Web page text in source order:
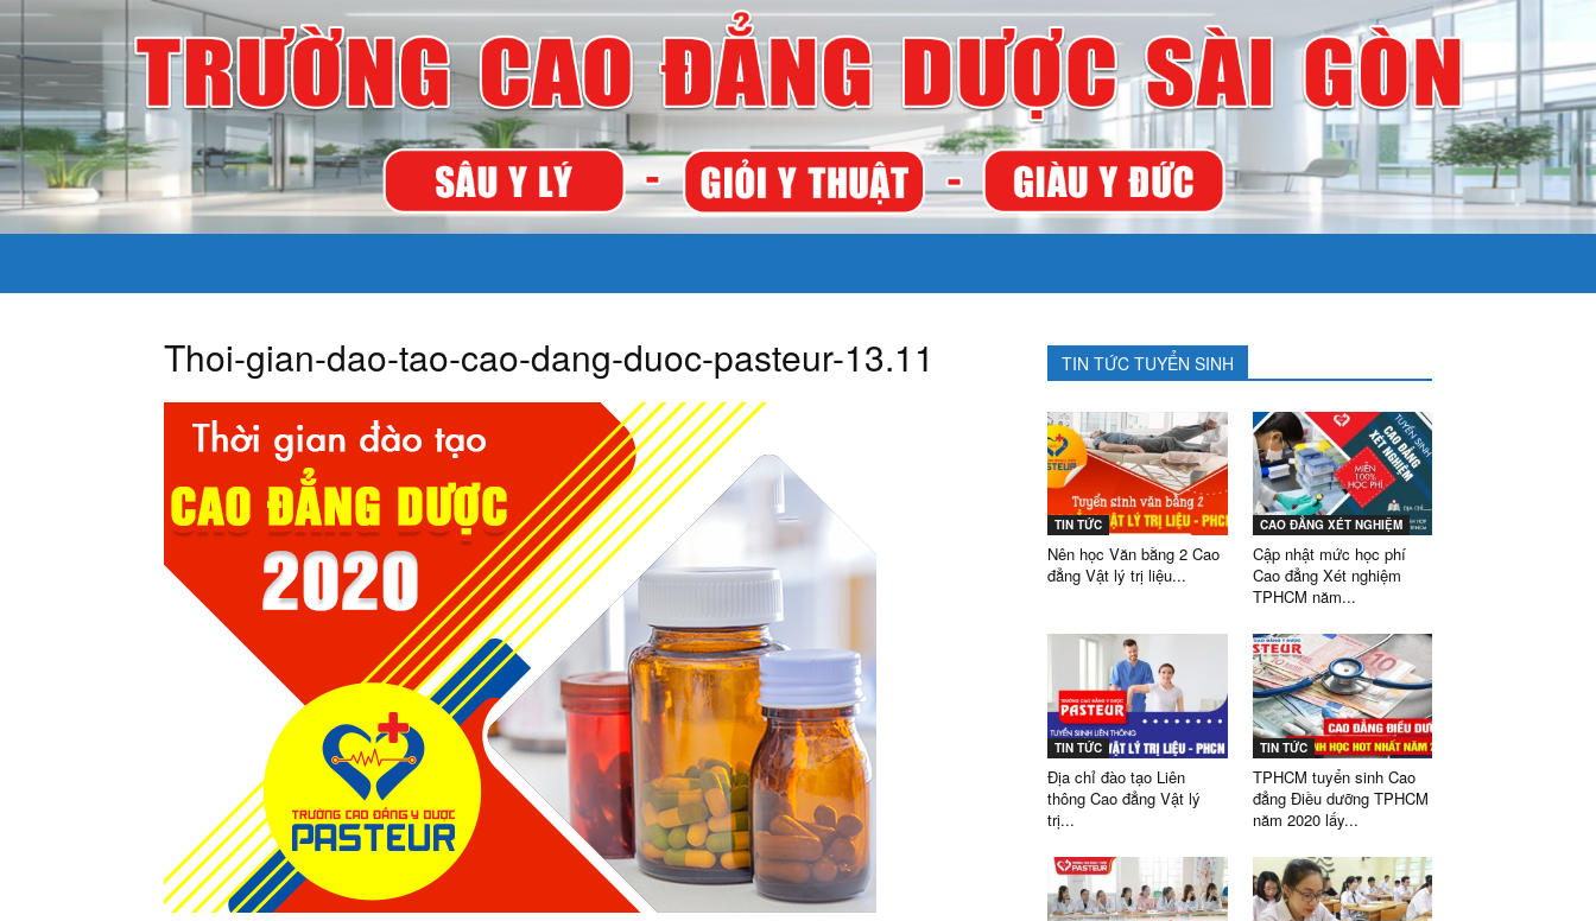
DƯỢC
Thoi-gian-dao-tao-cao-dang-duoc-pasteur-13.11 TIN TỨC TUYỂN SINH
TIN TỨC
Nên học Văn bằng 2 Cao
đẳng Vật lý trị liệu...
CAO ĐẲNG XÉT NGHIỆM
Cập nhật mức học phí
Cao đẳng Xét nghiệm
TPHCM năm...
TIN TỨC
Địa chỉ đào tạo Liên
thông Cao đẳng Vật lý
trị...
TIN TỨC
TPHCM tuyển sinh Cao
đẳng Điều dưỡng TPHCM
năm 2020 lấy...